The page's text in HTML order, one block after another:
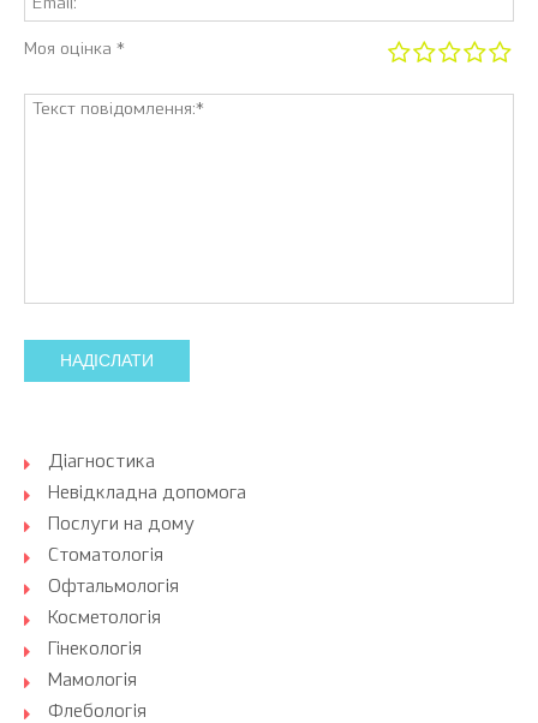
Моя оцінка *
НАДІСЛАТИ
Діагностика
Невідкладна допомога
Послуги на дому
Стоматологія
Офтальмологія
Косметологія
Гінекологія
Мамологія
Флебологія